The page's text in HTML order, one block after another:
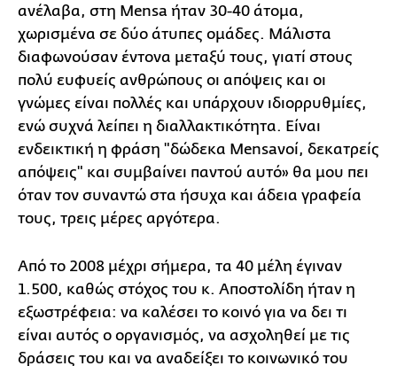
ανέλαβα, στη Mensa ήταν 30-40 άτομα,
χωρισμένα σε δύο άτυπες ομάδες. Μάλιστα
διαφωνούσαν έντονα μεταξύ τους, γιατί στους
πολύ ευφυείς ανθρώπους οι απόψεις και οι
γνώμες είναι πολλές και υπάρχουν ιδιορρυθμίες,
ενώ συχνά λείπει η διαλλακτικότητα. Είναι
ενδεικτική η φράση "δώδεκα Mensaνοί, δεκατρείς
απόψεις" και συμβαίνει παντού αυτό» θα μου πει
όταν τον συναντώ στα ήσυχα και άδεια γραφεία
τους, τρεις μέρες αργότερα.
Από το 2008 μέχρι σήμερα, τα 40 μέλη έγιναν
1.500, καθώς στόχος του κ. Αποστολίδη ήταν η
εξωστρέφεια: να καλέσει το κοινό για να δει τι
είναι αυτός ο οργανισμός, να ασχοληθεί με τις
δράσεις του και να αναδείξει το κοινωνικό του